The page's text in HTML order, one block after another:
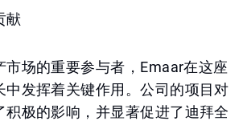
献
市场的重要参与者，Emaar在这座
中发挥着关键作用。公司的项目对
积极的影响，并显著促进了迪拜全